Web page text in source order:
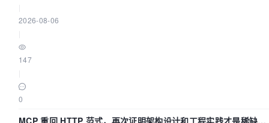
2026-08-06
147
0